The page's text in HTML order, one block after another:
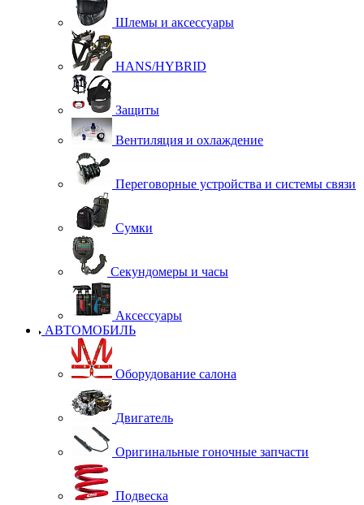
Шлемы и аксессуары
HANS/HYBRID
Защиты
Вентиляция и охлаждение
Переговорные устройства и системы связи
Сумки
Секундомеры и часы
Аксессуары
АВТОМОБИЛЬ
Оборудование салона
Двигатель
Оригинальные гоночные запчасти
Подвеска